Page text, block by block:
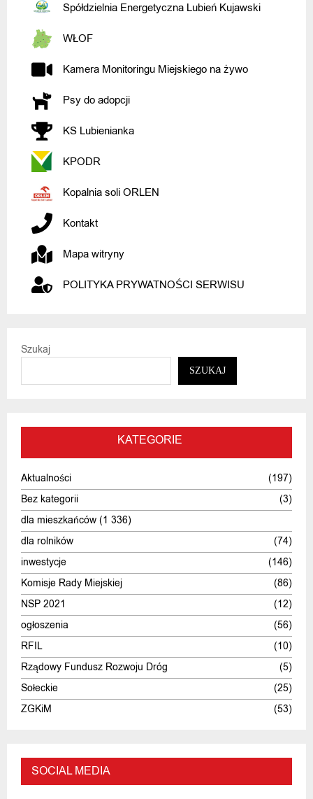
Spółdzielnia Energetyczna Lubień Kujawski
WŁOF
Kamera Monitoringu Miejskiego na żywo
Psy do adopcji
KS Lubienianka
KPODR
Kopalnia soli ORLEN
Kontakt
Mapa witryny
POLITYKA PRYWATNOŚCI SERWISU
Szukaj
SZUKAJ
KATEGORIE
Aktualności
(197)
Bez kategorii
(3)
dla mieszkańców (1 336)
dla rolników
(74)
inwestycje
(146)
Komisje Rady Miejskiej
(86)
NSP 2021
(12)
ogłoszenia
(56)
RFIL
(10)
Rządowy Fundusz Rozwoju Dróg
(5)
Sołeckie
(25)
ZGKiM
(53)
SOCIAL MEDIA